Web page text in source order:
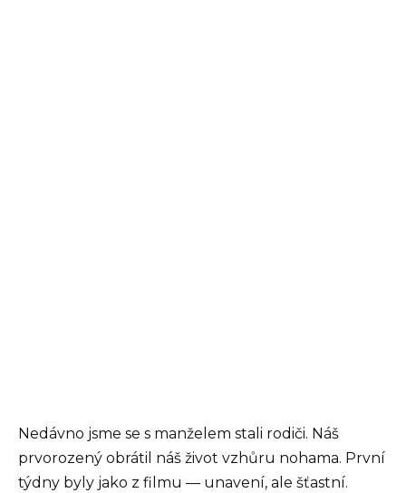
Nedávno jsme se s manželem stali rodiči. Náš
prvorozený obrátil náš život vzhůru nohama. První
týdny byly jako z filmu — unavení, ale šťastní.